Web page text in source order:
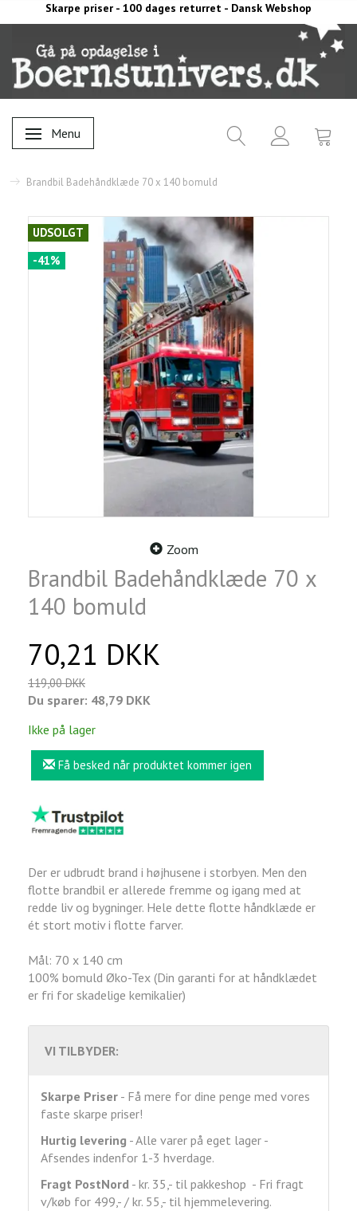
Skarpe priser - 100 dages returret - Dansk Webshop
Skifte navigation
Menu
Brandbil Badehåndklæde 70 x 140 bomuld
UDSOLGT
-41%
Zoom
Brandbil Badehåndklæde 70 x
140 bomuld
70,21 DKK
119,00 DKK
Du sparer: 48,79 DKK
Ikke på lager
Få besked når produktet kommer igen
Der er udbrudt brand i højhusene i storbyen. Men den
flotte brandbil er allerede fremme og igang med at
redde liv og bygninger. Hele dette flotte håndklæde er
ét stort motiv i flotte farver.
Mål: 70 x 140 cm
100% bomuld Øko-Tex (Din garanti for at håndklædet
er fri for skadelige kemikalier)
VI TILBYDER:
Skarpe Priser - Få mere for dine penge med vores
faste skarpe priser!
Hurtig levering - Alle varer på eget lager -
Afsendes indenfor 1-3 hverdage.
Fragt PostNord - kr. 35,- til pakkeshop - Fri fragt
v/køb for 499,- / kr. 55,- til hjemmelevering.